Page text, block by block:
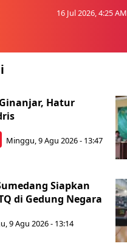
16 Jul 2026, 4:25 AM
Hatur
Minggu, 9 Agu 2026 - 13:47
Siapkan
di Gedung Negara
9 Agu 2026 - 13:14